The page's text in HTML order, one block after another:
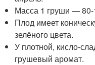
Масса 1 груши —
Плод имеет
зелёного цвета.
У плотной, кисло-
грушевый аромат.